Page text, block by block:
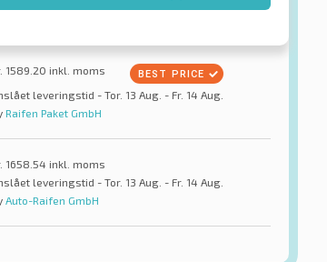
1589.20 inkl. moms
leveringstid - Tor. 13 Aug. - Fr. 14 Aug.
Raifen Paket GmbH
1658.54 inkl. moms
leveringstid - Tor. 13 Aug. - Fr. 14 Aug.
Auto-Raifen GmbH